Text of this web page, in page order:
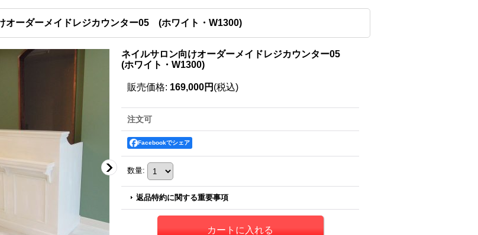
オーダーメイドレジカウンター05 (ホワイト・W1300)
ネイルサロン向けオーダーメイドレジカウンター05
(ホワイト・W1300)
販売価格: 169,000円 (税込)
注文可
Facebookでシェア
数量:
返品特約に関する重要事項